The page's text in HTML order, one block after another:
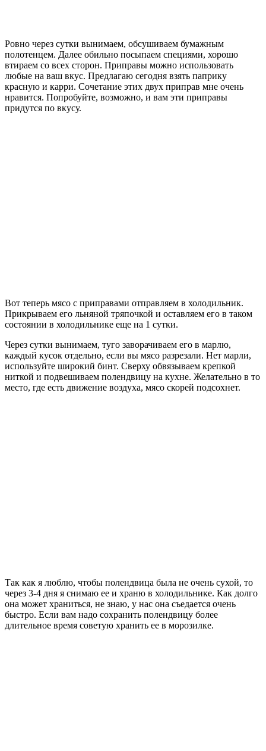
Ровно через сутки вынимаем, обсушиваем бумажным
полотенцем. Далее обильно посыпаем специями, хорошо
втираем со всех сторон. Приправы можно использовать
любые на ваш вкус. Предлагаю сегодня взять паприку
красную и карри. Сочетание этих двух приправ мне очень
нравится. Попробуйте, возможно, и вам эти приправы
придутся по вкусу.
Вот теперь мясо с приправами отправляем в холодильник.
Прикрываем его льняной тряпочкой и оставляем его в таком
состоянии в холодильнике еще на 1 сутки.
Через сутки вынимаем, туго заворачиваем его в марлю,
каждый кусок отдельно, если вы мясо разрезали. Нет марли,
используйте широкий бинт. Сверху обвязываем крепкой
ниткой и подвешиваем полендвицу на кухне. Желательно в то
место, где есть движение воздуха, мясо скорей подсохнет.
Так как я люблю, чтобы полендвица была не очень сухой, то
через 3-4 дня я снимаю ее и храню в холодильнике. Как долго
она может храниться, не знаю, у нас она съедается очень
быстро. Если вам надо сохранить полендвицу более
длительное время советую хранить ее в морозилке.